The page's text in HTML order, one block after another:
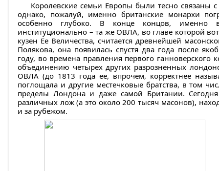
Королевские семьи Европы были тесно связаны
однако, пожалуй, именно британские монархи
особенно глубоко. В конце концов, именно
институционально – та же ОВЛА, во главе которой
кузен Ее Величества, считается древнейшей
Полякова, она появилась спустя два года после
году, во времена правления первого ганноверского
объединению четырех других разрозненных
ОВЛА (до 1813 года ее, впрочем, корректнее
поглощала и другие местечковые братства, в том
пределы Лондона и даже самой Британии.
различных лож (а это около 200 тысяч масонов),
и за рубежом.